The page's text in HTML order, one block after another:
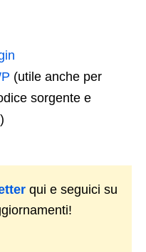
(utile anche per
sorgente e
qui e seguici su